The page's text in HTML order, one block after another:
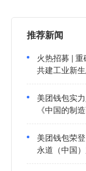
推荐新闻
火热招募 | 重
共建工业新
美团钱包实
《中国的制
美团钱包荣登
永道（中国